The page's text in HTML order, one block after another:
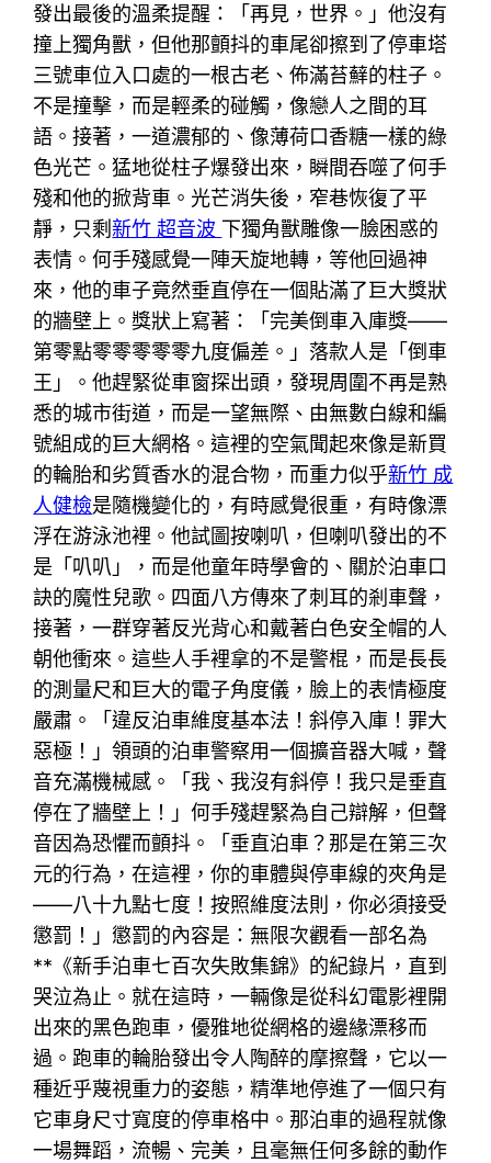
發出最後的溫柔提醒：「再見，世界。」他沒有
撞上獨角獸，但他那顫抖的車尾卻擦到了停車塔
三號車位入口處的一根古老、佈滿苔蘚的柱子。
不是撞擊，而是輕柔的碰觸，像戀人之間的耳
語。接著，一道濃郁的、像薄荷口香糖一樣的綠
色光芒。猛地從柱子爆發出來，瞬間吞噬了何手
殘和他的掀背車。光芒消失後，窄巷恢復了平
靜，只剩新竹 超音波 下獨角獸雕像一臉困惑的
表情。何手殘感覺一陣天旋地轉，等他回過神
來，他的車子竟然垂直停在一個貼滿了巨大獎狀
的牆壁上。獎狀上寫著：「完美倒車入庫獎——
第零點零零零零零九度偏差。」落款人是「倒車
王」。他趕緊從車窗探出頭，發現周圍不再是熟
悉的城市街道，而是一望無際、由無數白線和編
號組成的巨大網格。這裡的空氣聞起來像是新買
的輪胎和劣質香水的混合物，而重力似乎新竹 成
人健檢是隨機變化的，有時感覺很重，有時像漂
浮在游泳池裡。他試圖按喇叭，但喇叭發出的不
是「叭叭」，而是他童年時學會的、關於泊車口
訣的魔性兒歌。四面八方傳來了刺耳的剎車聲，
接著，一群穿著反光背心和戴著白色安全帽的人
朝他衝來。這些人手裡拿的不是警棍，而是長長
的測量尺和巨大的電子角度儀，臉上的表情極度
嚴肅。「違反泊車維度基本法！斜停入庫！罪大
惡極！」領頭的泊車警察用一個擴音器大喊，聲
音充滿機械感。「我、我沒有斜停！我只是垂直
停在了牆壁上！」何手殘趕緊為自己辯解，但聲
音因為恐懼而顫抖。「垂直泊車？那是在第三次
元的行為，在這裡，你的車體與停車線的夾角是
——八十九點七度！按照維度法則，你必須接受
懲罰！」懲罰的內容是：無限次觀看一部名為
**《新手泊車七百次失敗集錦》的紀錄片，直到
哭泣為止。就在這時，一輛像是從科幻電影裡開
出來的黑色跑車，優雅地從網格的邊緣漂移而
過。跑車的輪胎發出令人陶醉的摩擦聲，它以一
種近乎蔑視重力的姿態，精準地停進了一個只有
它車身尺寸寬度的停車格中。那泊車的過程就像
一場舞蹈，流暢、完美，且毫無任何多餘的動作